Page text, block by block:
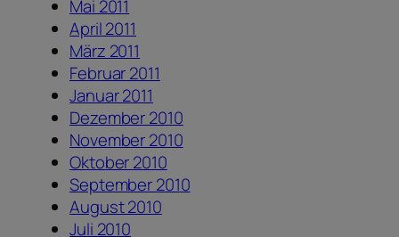
Mai 2011
April 2011
März 2011
Februar 2011
Januar 2011
Dezember 2010
November 2010
Oktober 2010
September 2010
August 2010
Juli 2010